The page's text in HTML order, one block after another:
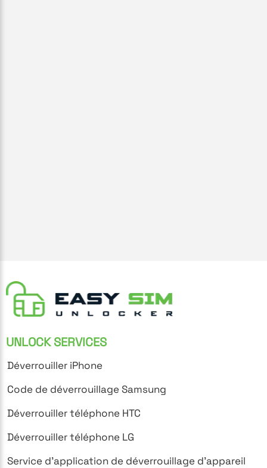
UNLOCK SERVICES
Déverrouiller iPhone
Code de déverrouillage Samsung
Déverrouiller téléphone HTC
Déverrouiller téléphone LG
Service d'application de déverrouillage d'appareil